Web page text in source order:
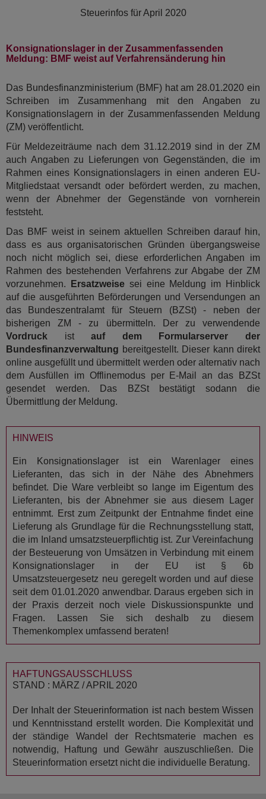
Steuerinfos fürApril 2020
Konsignationslager in der Zusammenfassenden
Meldung: BMF weist auf Verfahrensänderung hin
Das Bundesfinanzministerium (BMF) hat am 28.01.2020 ein
Schreiben im Zusammenhang mit den Angaben zu
Konsignationslagern in der Zusammenfassenden Meldung
(ZM) veröffentlicht.
Für Meldezeiträume nach dem 31.12.2019 sind in der ZM
auch Angaben zu Lieferungen von Gegenständen, die im
Rahmen eines Konsignationslagers in einen anderen EU-
Mitgliedstaat versandt oder befördert werden, zu machen,
wenn der Abnehmer der Gegenstände von vornherein
feststeht.
Das BMF weist in seinem aktuellen Schreiben darauf hin,
dass es aus organisatorischen Gründen übergangsweise
noch nicht möglich sei, diese erforderlichen Angaben im
Rahmen des bestehenden Verfahrens zur Abgabe der ZM
vorzunehmen.
Ersatzweise sei eine Meldung im Hinblick
auf die ausgeführten Beförderungen und Versendungen an
das Bundeszentralamt für Steuern (BZSt) - neben der
bisherigen ZM - zu übermitteln. Der zu verwendende
Vordruck istauf dem Formularserver der
Bundesfinanzverwaltung bereitgestellt. Dieser kann direkt
online ausgefüllt und übermittelt werden oder alternativ nach
dem Ausfüllen im Offlinemodus per E-Mail an das BZSt
gesendet werden. Das BZSt bestätigt sodann die
Übermittlung der Meldung.
HINWEIS
Ein Konsignationslager ist ein Warenlager eines
Lieferanten, das sich in der Nähe des Abnehmers
befindet. Die Ware verbleibt so lange im Eigentum des
Lieferanten, bis der Abnehmer sie aus diesem Lager
entnimmt. Erst zum Zeitpunkt der Entnahme findet eine
Lieferung als Grundlage für die Rechnungsstellung statt,
die im Inland umsatzsteuerpflichtig ist. Zur Vereinfachung
der Besteuerung von Umsätzen in Verbindung mit einem
Konsignationslager in der EU ist § 6b
Umsatzsteuergesetz neu geregelt worden und auf diese
seit dem 01.01.2020 anwendbar. Daraus ergeben sich in
der Praxis derzeit noch viele Diskussionspunkte und
Fragen. Lassen Sie sich deshalb zu diesem
Themenkomplex umfassend beraten!
HAFTUNGSAUSSCHLUSS
STAND : MÄRZ / APRIL 2020
Der Inhalt der Steuerinformation ist nach bestem Wissen
und Kenntnisstand erstellt worden. Die Komplexität und
der ständige Wandel der Rechtsmaterie machen es
notwendig, Haftung und Gewähr auszuschließen. Die
Steuerinformation ersetzt nicht die individuelle Beratung.